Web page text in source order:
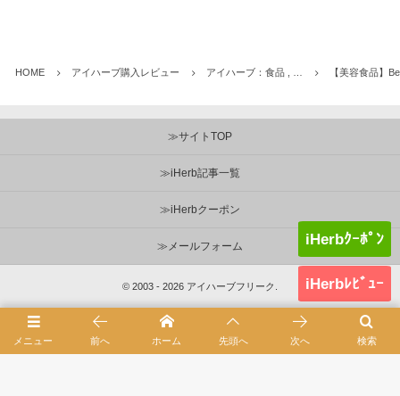
iHerbｸｰﾎﾟﾝ
iHerbﾚﾋﾞｭｰ
HOME アイハーブ購入レビュー アイハーブ：食品 , … 【美容食品】
≫サイトTOP
≫iHerb記事一覧
≫iHerbクーポン
≫メールフォーム
© 2003 - 2026 アイハーブフリーク
メニュー 検索
前へ ホーム 先頭へ 次へ